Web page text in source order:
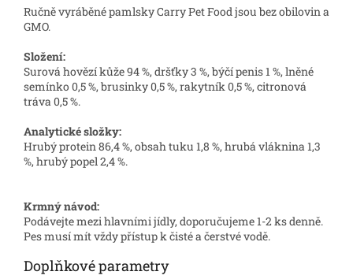
Ručně vyráběné pamlsky Carry Pet Food jsou bez obilovin a
GMO.
Složení:
Surová hovězí kůže 94 %, dršťky 3 %, býčí penis 1 %, lněné
semínko 0,5 %, brusinky 0,5 %, rakytník 0,5 %, citronová
tráva 0,5 %.
Analytické složky:
Hrubý protein 86,4 %, obsah tuku 1,8 %, hrubá vláknina 1,3
%, hrubý popel 2,4 %.
Krmný návod:
Podávejte mezi hlavními jídly, doporučujeme 1-2 ks denně.
Pes musí mít vždy přístup k čisté a čerstvé vodě.
Doplňkové parametry